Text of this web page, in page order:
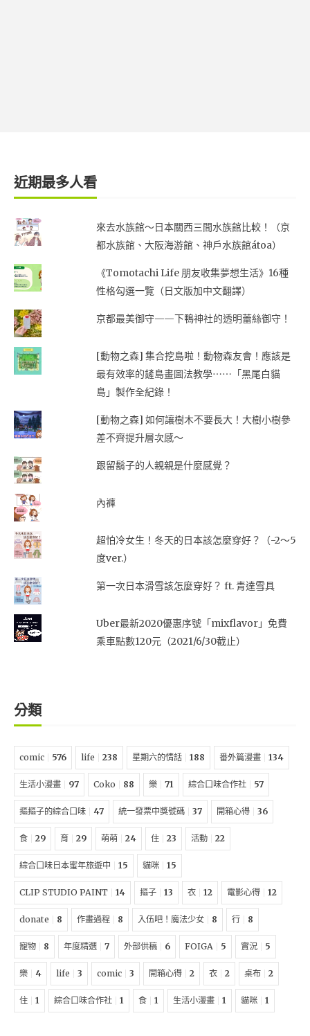
近期最多人看
來去水族館～日本關西三間水族館比較！（京
都水族館、大阪海游館、神戶水族館átoa）
《Tomotachi Life 朋友收集夢想生活》16種
性格勾選一覽（日文版加中文翻譯）
京都最美御守——下鴨神社的透明蕾絲御守！
[動物之森] 集合挖島啦！動物森友會！應該是
最有效率的鏟島畫圖法教學⋯⋯「黑尾白貓
島」製作全紀錄！
[動物之森] 如何讓樹木不要長大！大樹小樹參
差不齊提升層次感～
跟留鬍子的人親親是什麼感覺？
內褲
超怕冷女生！冬天的日本該怎麼穿好？（-2～5
度ver.）
第一次日本滑雪該怎麼穿好？ ft. 青達雪具
Uber最新2020優惠序號「mixflavor」免費
乘車點數120元（2021/6/30截止）
分類
comic 576 life 238 星期六的情話 188 番外篇漫畫 134
生活小漫畫 97 Coko 88 樂 71 綜合口味合作社 57
摳摳子的綜合口味 47 統一發票中獎號碼 37 開箱心得 36
食 29 育 29 萌萌 24 住 23 活動 22
綜合口味日本蜜年旅遊中 15 貓咪 15
CLIP STUDIO PAINT 14 摳子 13 衣 12 電影心得 12
donate 8 作畫過程 8 入伍吧！魔法少女 8 行 8
寵物 8 年度精選 7 外部供稿 6 FOIGA 5 實況 5
樂 4 life 3 comic 3 開箱心得 2 衣 2 桌布 2
住 1 綜合口味合作社 1 食 1 生活小漫畫 1 貓咪 1